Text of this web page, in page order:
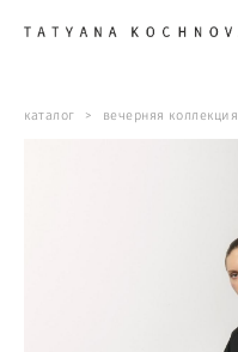
каталог > вечерняя коллекция